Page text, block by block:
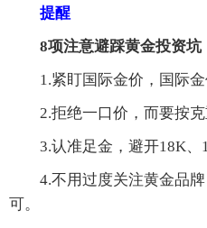
提醒
8项注意避踩黄金投资坑
1.紧盯国际金价，国际金
2.拒绝一口价，而要按克
3.认准足金，避开18K、
4.不用过度关注黄金品牌
可。